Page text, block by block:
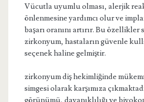
Vücutla uyumlu olması, alerjik
önlenmesine yardımcı olur ve
başarı oranını artırır. Bu özellikler
zirkonyum, hastaların güvenle
seçenek haline gelmiştir.
zirkonyum diş hekimliğinde
simgesi olarak karşımıza
görünümü, dayanıklılığı ve